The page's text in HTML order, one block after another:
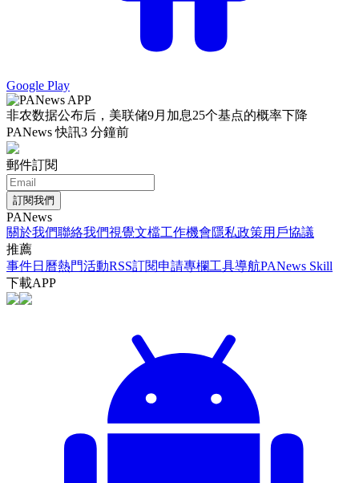
Google Play
非农数据公布后，美联储9月加息25个基点的概率下降
PANews 快訊3 分鐘前
郵件訂閱
訂閱我們
PANews
關於我們聯絡我們視覺文檔工作機會隱私政策用戶協議
推薦
事件日曆熱門活動RSS訂閱申請專欄工具導航PANews Skill
下載APP